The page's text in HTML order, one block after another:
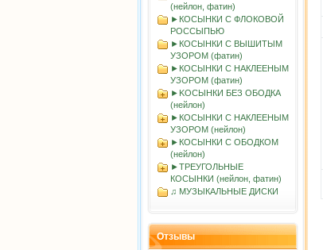
(нейлон, фатин)
►КОСЫНКИ С ФЛОКОВОЙ
РОССЫПЬЮ
►КОСЫНКИ С ВЫШИТЫМ
УЗОРОМ (фатин)
►КОСЫНКИ С НАКЛЕЕНЫМ
УЗОРОМ (фатин)
►KOСЫНКИ БЕЗ ОБОДКА
(нейлон)
►КОСЫНКИ С НАКЛЕЕНЫМ
УЗОРОМ (нейлон)
►КОСЫНКИ С ОБОДКОМ
(нейлон)
►ТРЕУГОЛЬНЫЕ
КОСЫНКИ (нейлон, фатин)
♫ МУЗЫКАЛЬНЫЕ ДИСКИ
Отзывы